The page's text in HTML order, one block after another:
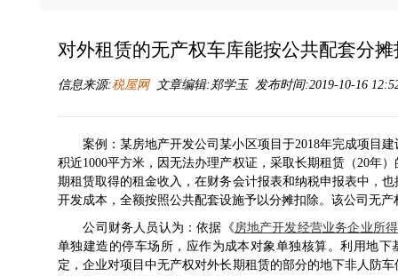
对外租赁的无产权车库能按公共配套分
信息来源:税屋网文章编辑:郑学玉 发布时间:2019-10-16
案例：某房地产开发公司某小区项目于2018年完成项目
积近1000平方米，因无法办理产权证，采取长期租赁（20年
期租赁取得的租金收入，在财务会计报表和纳税申报表中，
开发成本，全额按照公共配套设施予以分摊扣除。该公司无
公司财务人员认为：依据《房地产开发经营业务企业所
单独建造的停车场所，应作为成本对象单独核算。利用地
定，企业对项目中无产权对外长期租赁的部分的地下非人防